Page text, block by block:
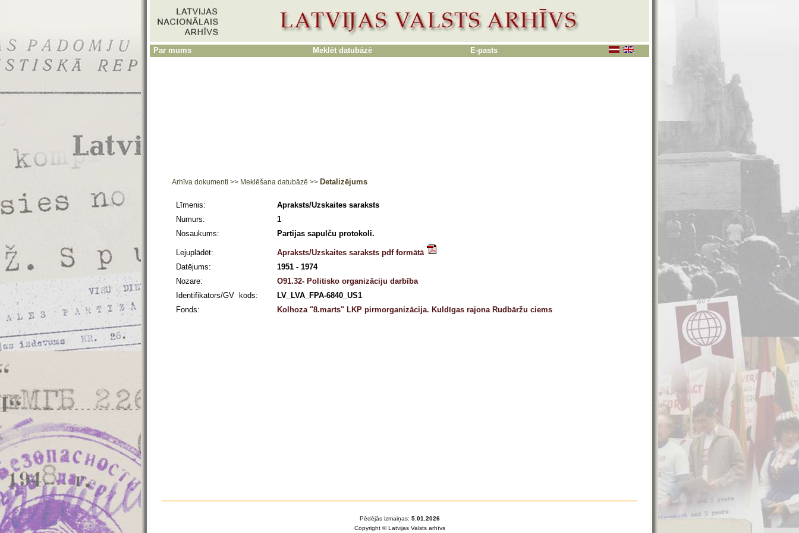
Par mums Meklēt datubāzē E-pasts
Arhīva dokumenti >> Meklēšana datubāzē >> Detalizējums
Līmenis:
Apraksts/Uzskaites saraksts
Numurs:
1
Nosaukums:
Partijas sapulču protokoli.
Lejuplādēt:
Apraksts/Uzskaites saraksts pdf formātā
Datējums:
1951 - 1974
Nozare:
O91.32- Politisko organizāciju darbība
Identifikators/GV kods:
LV_LVA_FPA-6840_US1
Fonds:
Kolhoza "8.marts" LKP pirmorganizācija. Kuldīgas rajona Rudbāržu ciems
Pēdējās izmaiņas: 5.01.2026
Copyright © Latvijas Valsts arhīvs